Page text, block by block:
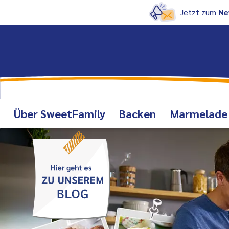
Jetzt zum
Über SweetFamily Backen Marmelade